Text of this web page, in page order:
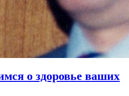
о здоровье ваших